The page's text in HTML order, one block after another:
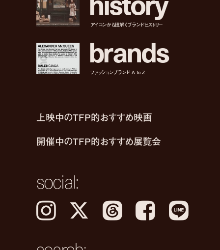
アイコンから紐解くブランドヒストリー
brands
ファッションブランド A to Z
上映中のTFP的おすすめ映画
開催中のTFP的おすすめ展覧会
social:
Instagram 𝕏 Threads Facebook LINE